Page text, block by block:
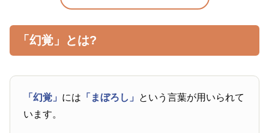
「幻覚」とは?
「幻覚」 には 「まぼろし」 という言葉が用いられて
います。